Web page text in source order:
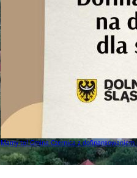
Budowa boiska sportowego przy świetlicy